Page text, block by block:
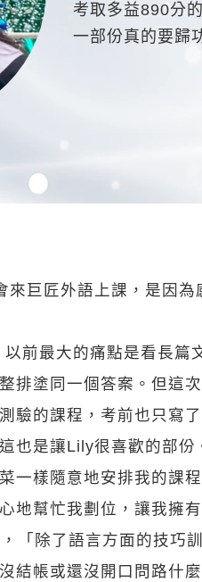
考取多益890分
一部份真的要歸
匠外語上課，是因為
最大的痛點是看長篇
排塗同一個答案。但這
驗的課程，考前也只寫
是讓Lily很喜歡的部份
一樣隨意地安排我的課
地幫忙我劃位，讓我擁
除了語言方面的技巧訓
結帳或還沒開口問路什